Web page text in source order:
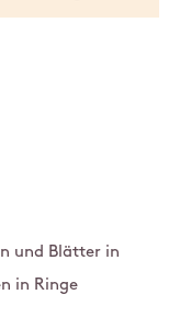
und Blätter in
in Ringe